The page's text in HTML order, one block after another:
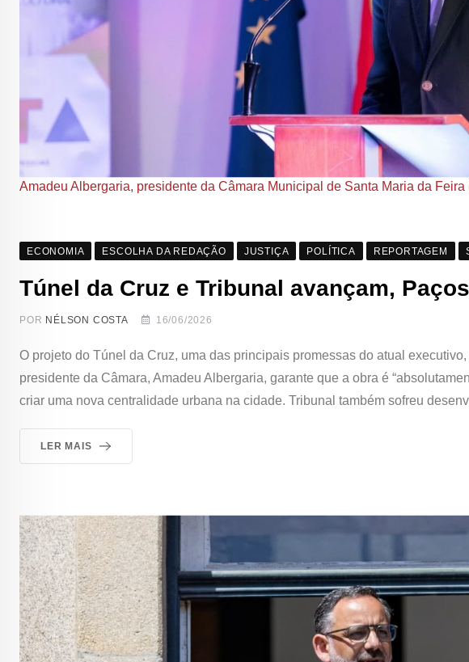
Amadeu Albergaria, presidente da Câmara Municipal de Santa Maria da Feira
ECONOMIA ESCOLHA DA REDAÇÃO JUSTIÇA POLÍTICA REPORTAGEM
Túnel da Cruz e Tribunal avançam,
POR NÉLSON COSTA 16/06/2026
O projeto do Túnel da Cruz, uma das principais promessas do atual
presidente da Câmara, Amadeu Albergaria, garante que a obra é
criar uma nova centralidade urbana na cidade. Tribunal também sofreu
LER MAIS